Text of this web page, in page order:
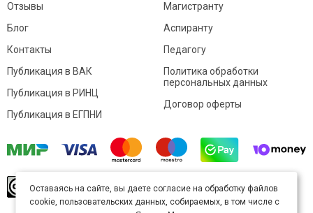
Отзывы
Блог
Контакты
Магистранту
Аспиранту
Педагогу
Публикация в ВАК
Публикация в РИНЦ
Публикация в ЕГПНИ
Политика обработки
персональных данных
Договор оферты
произведение доступно полицензии Creative
Commons «Attribution» («Атрибуция») 4.0
Оставаясь на сайте, вы даете согласие на обработку файлов
cookie, пользовательских данных, собираемых, в том числе с